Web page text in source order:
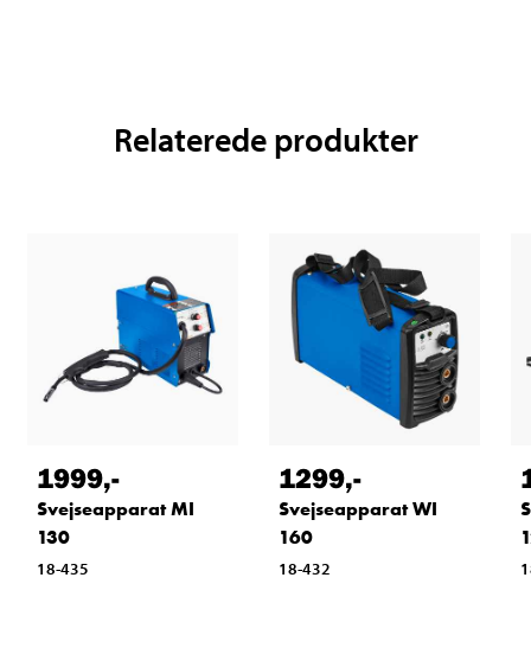
Relaterede produkter
1999,-
Svejseapparat MI
130
18-435
1299,-
Svejseapparat WI
160
18-432